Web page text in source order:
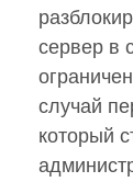
сервер в
случай
который